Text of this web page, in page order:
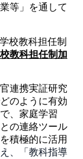
等」を通して
校教科担任制
教科担任制加
連携実証研究
のように有効
、家庭学習
の連絡ツール
積極的に活用
、「教科指導